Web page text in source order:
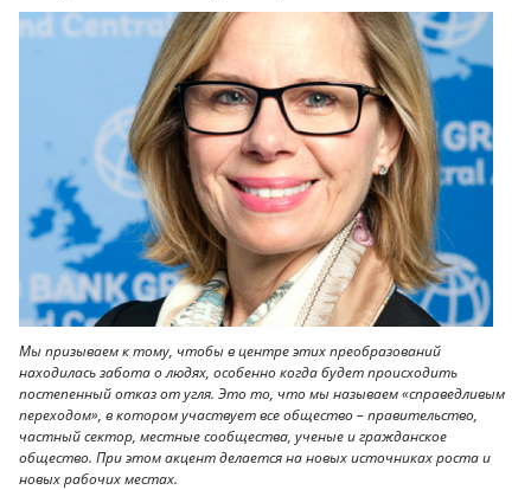
Мы призываем к тому, чтобы в центре этих преобразований
находилась забота о людях, особенно когда будет происходить
постепенный отказ от угля. Это то, что мы называем «справедливым
переходом», в котором участвует все общество – правительство,
частный сектор, местные сообщества, ученые и гражданское
общество. При этом акцент делается на новых источниках роста и
новых рабочих местах.